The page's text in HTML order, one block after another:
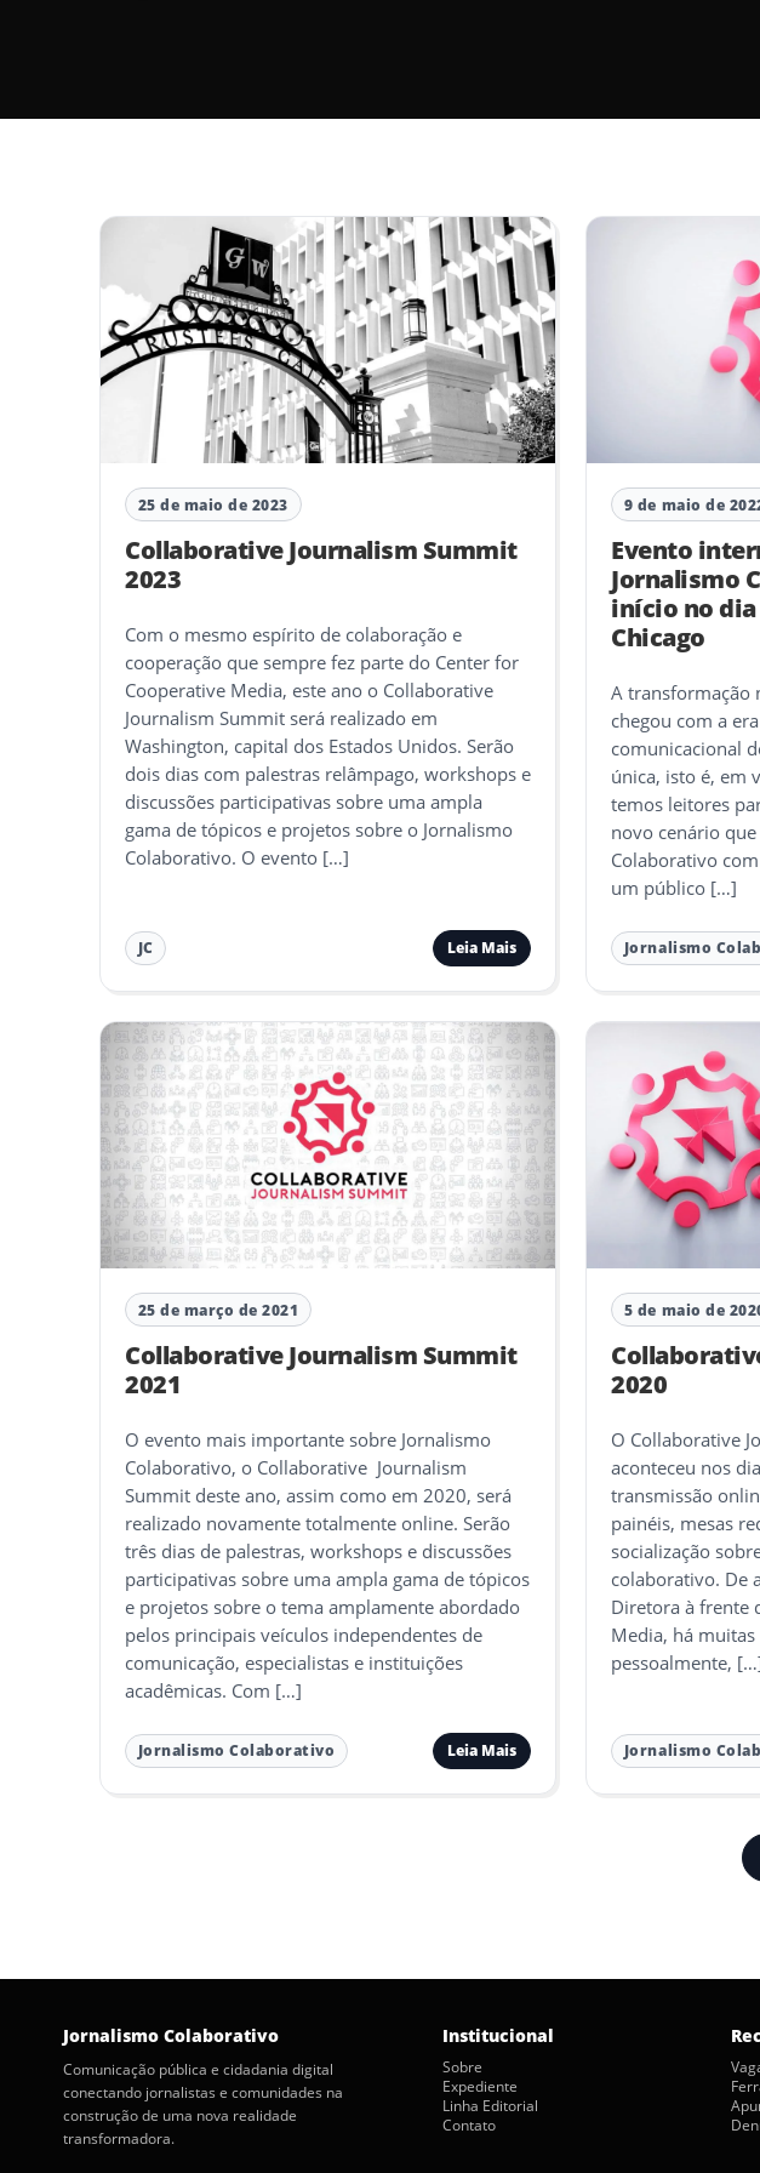
25 de maio de 2023
Collaborative Journalism Summit
2023
Com o mesmo espírito de colaboração e
cooperação que sempre fez parte do Center for
Cooperative Media, este ano o Collaborative
Journalism Summit será realizado em
Washington, capital dos Estados Unidos. Serão
dois dias com palestras relâmpago, workshops e
discussões participativas sobre uma ampla
gama de tópicos e projetos sobre o Jornalismo
Colaborativo. O evento […]
JC Leia Mais
9 de maio de
Evento
Jornalismo
início no dia
Chicago
A transformação
chegou com a
comunicacional
única, isto é, em
temos leitores
novo cenário
Colaborativo
um público […]
Jornalismo
25 de março de 2021
Collaborative Journalism Summit
2021
O evento mais importante sobre Jornalismo
Colaborativo, o Collaborative Journalism
Summit deste ano, assim como em 2020, será
realizado novamente totalmente online. Serão
três dias de palestras, workshops e discussões
participativas sobre uma ampla gama de tópicos
e projetos sobre o tema amplamente abordado
pelos principais veículos independentes de
comunicação, especialistas e instituições
acadêmicas. Com […]
Jornalismo Colaborativo Leia Mais
5 de maio de
2020
O Collaborative
aconteceu nos
transmissão
painéis, mesas
socialização
colaborativo. De
Diretora à frente
Media, há
pessoalmente,
Jornalismo
Jornalismo Colaborativo
Comunicação pública e cidadania digital
conectando jornalistas e comunidades na
construção de uma nova realidade
transformadora.
Institucional
Sobre
Expediente
Linha Editorial
Contato